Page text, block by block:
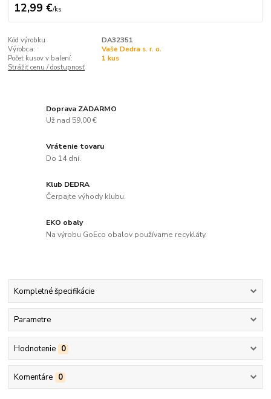
12,99 €/ks
Kód výrobku
DA32351
Výrobca:
Vaše Dedra s. r. o.
Počet kusov v balení:
1 kus
Strážiť cenu / dostupnosť
Doprava ZADARMO
Už nad 59,00 €
Vrátenie tovaru
Do 14 dní.
Klub DEDRA
Čerpajte výhody klubu.
EKO obaly
Na výrobu GoEco obalov používame recykláty.
Kompletné špecifikácie
Parametre
Hodnotenie 0
Komentáre 0